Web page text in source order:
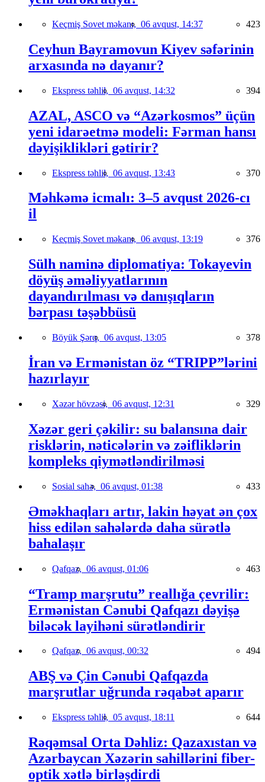
Keçmiş Sovet məkanı, 06 avqust, 14:37 423
Ceyhun Bayramovun Kiyev səfərinin
arxasında nə dayanır?
Ekspress təhlil, 06 avqust, 14:32 394
AZAL, ASCO və “Azərkosmos” üçün
yeni idarəetmə modeli: Fərman hansı
dəyişiklikləri gətirir?
Ekspress təhlil, 06 avqust, 13:43 370
Məhkəmə icmalı: 3–5 avqust 2026-cı
il
Keçmiş Sovet məkanı, 06 avqust, 13:19 376
Sülh naminə diplomatiya: Tokayevin
döyüş əməliyyatlarının
dayandırılması və danışıqların
bərpası təşəbbüsü
Böyük Şərq, 06 avqust, 13:05 378
İran və Ermənistan öz “TRIPP”lərini
hazırlayır
Xəzər hövzəsi, 06 avqust, 12:31 329
Xəzər geri çəkilir: su balansına dair
risklərin, nəticələrin və zəifliklərin
kompleks qiymətləndirilməsi
Sosial sahə, 06 avqust, 01:38 433
Əməkhaqları artır, lakin həyat ən çox
hiss edilən sahələrdə daha sürətlə
bahalaşır
Qafqaz, 06 avqust, 01:06 463
“Tramp marşrutu” reallığa çevrilir:
Ermənistan Cənubi Qafqazı dəyişə
biləcək layihəni sürətləndirir
Qafqaz, 06 avqust, 00:32 494
ABŞ və Çin Cənubi Qafqazda
marşrutlar uğrunda rəqabət aparır
Ekspress təhlil, 05 avqust, 18:11 644
Rəqəmsal Orta Dəhliz: Qazaxıstan və
Azərbaycan Xəzərin sahillərini fiber-
optik xətlə birləşdirdi